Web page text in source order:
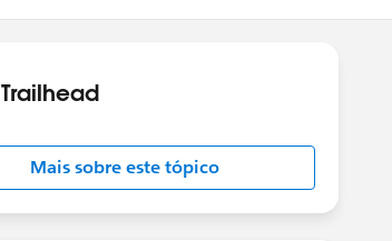
Trailhead
Mais sobre este tópico